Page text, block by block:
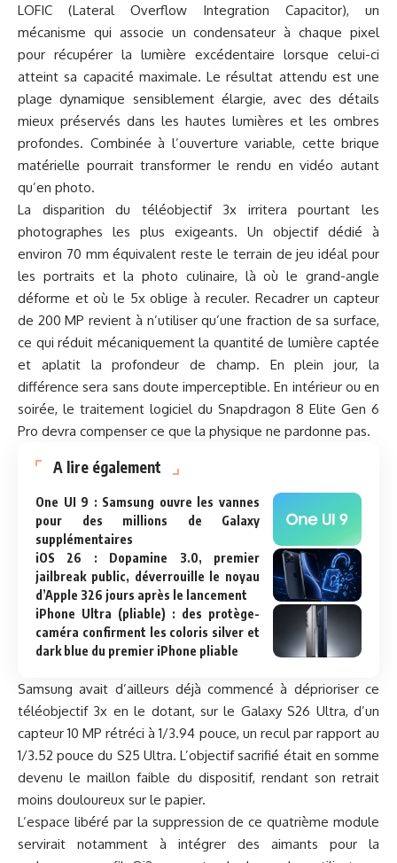
LOFIC (Lateral Overflow Integration Capacitor), un
mécanisme qui associe un condensateur à chaque pixel
pour récupérer la lumière excédentaire lorsque celui-ci
atteint sa capacité maximale. Le résultat attendu est une
plage dynamique sensiblement élargie, avec des détails
mieux préservés dans les hautes lumières et les ombres
profondes. Combinée à l’ouverture variable, cette brique
matérielle pourrait transformer le rendu en vidéo autant
qu’en photo.
La disparition du téléobjectif 3x irritera pourtant les
photographes les plus exigeants. Un objectif dédié à
environ 70 mm équivalent reste le terrain de jeu idéal pour
les portraits et la photo culinaire, là où le grand-angle
déforme et où le 5x oblige à reculer. Recadrer un capteur
de 200 MP revient à n’utiliser qu’une fraction de sa surface,
ce qui réduit mécaniquement la quantité de lumière captée
et aplatit la profondeur de champ. En plein jour, la
différence sera sans doute imperceptible. En intérieur ou en
soirée, le traitement logiciel du Snapdragon 8 Elite Gen 6
Pro devra compenser ce que la physique ne pardonne pas.
A lire également
One UI 9 : Samsung ouvre les vannes
pour des millions de Galaxy
supplémentaires
iOS 26 : Dopamine 3.0, premier
jailbreak public, déverrouille le noyau
d’Apple 326 jours après le lancement
iPhone Ultra (pliable) : des protège-
caméra confirment les coloris silver et
dark blue du premier iPhone pliable
Samsung avait d’ailleurs déjà commencé à déprioriser ce
téléobjectif 3x en le dotant, sur le Galaxy S26 Ultra, d’un
capteur 10 MP rétréci à 1/3.94 pouce, un recul par rapport au
1/3.52 pouce du S25 Ultra. L’objectif sacrifié était en somme
devenu le maillon faible du dispositif, rendant son retrait
moins douloureux sur le papier.
L’espace libéré par la suppression de ce quatrième module
servirait notamment à intégrer des aimants pour la